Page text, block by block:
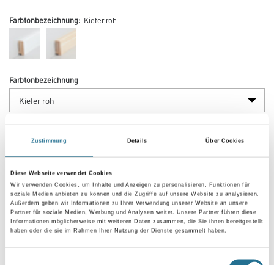
Zustimmung Details Über Cookies
Diese Webseite verwendet Cookies
Wir verwenden Cookies, um Inhalte und Anzeigen zu personalisieren, Funktionen für
soziale Medien anbieten zu können und die Zugriffe auf unsere Website zu analysieren.
Außerdem geben wir Informationen zu Ihrer Verwendung unserer Website an unsere
Partner für soziale Medien, Werbung und Analysen weiter. Unsere Partner führen diese
Informationen möglicherweise mit weiteren Daten zusammen, die Sie ihnen bereitgestellt
haben oder die sie im Rahmen Ihrer Nutzung der Dienste gesammelt haben.
Farbtonbezeichnung: Kiefer roh
Farbtonbezeichnung
Länge in centimeter
Breite in centimeter
Gebinde